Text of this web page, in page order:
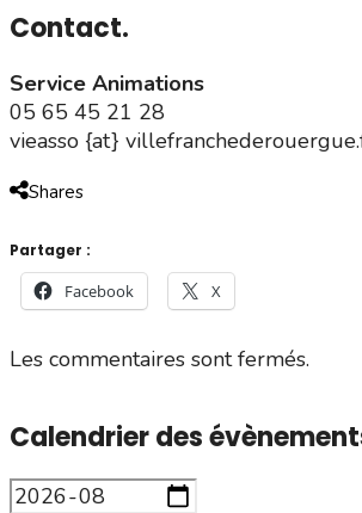
Contact.
Service Animations
05 65 45 21 28
vieasso {at}
Shares
Partager :
Facebook X
Les commentaires sont fermés.
Calendrier des